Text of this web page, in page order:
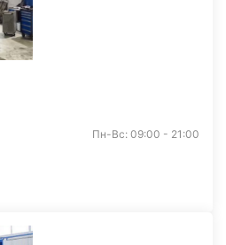
Пн-Вс: 09:00 - 21:00